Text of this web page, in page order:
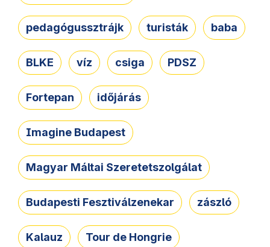
pedagógussztrájk turisták baba
BLKE víz csiga PDSZ
Fortepan időjárás
Imagine Budapest
Magyar Máltai Szeretetszolgálat
Budapesti Fesztiválzenekar zászló
Kalauz Tour de Hongrie